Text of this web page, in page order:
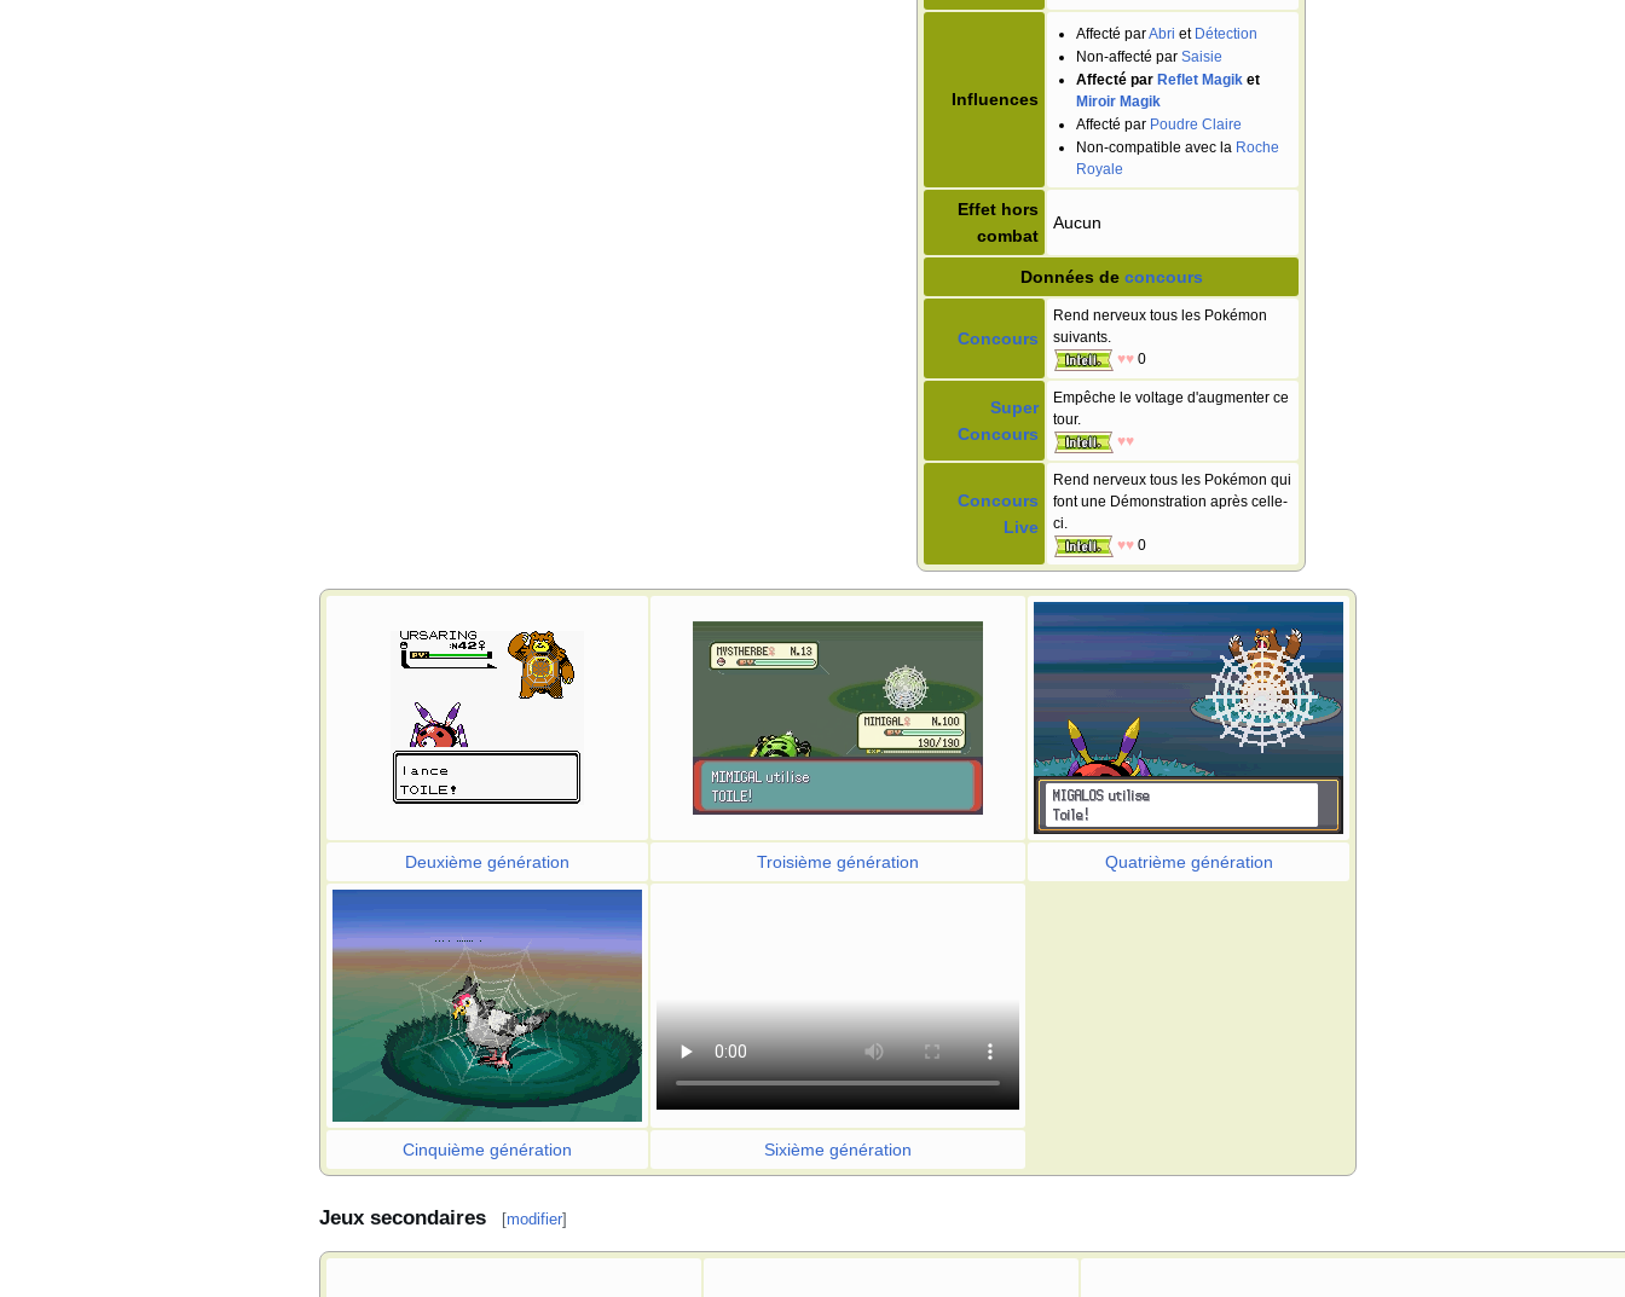
Influences
Affecté par Abri et Détection
Non-affecté par Saisie
Affecté par Reflet Magiket
Miroir Magik
Affecté par Poudre Claire
Non-compatible avec la Roche
Royale
Effet hors
combat
Aucun
Données de concours
Concours
Rend nerveux tous les Pokémon
suivants.
♥♥ 0
Super
Concours
Empêche le voltage d'augmenter ce
tour.
♥♥
Concours
Live
Rend nerveux tous les Pokémon qui
font une Démonstration après celle-
ci.
♥♥ 0
Deuxième génération Troisième génération Quatrième génération
Cinquième génération Sixième génération
Jeux secondaires [modifier]